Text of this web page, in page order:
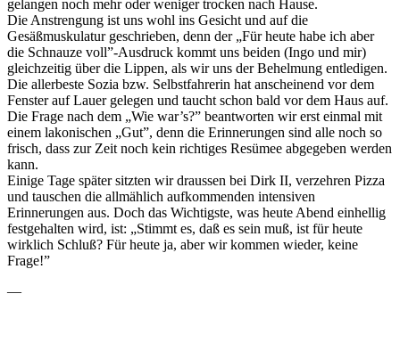
gelangen noch mehr oder weniger trocken nach Hause.
Die Anstrengung ist uns wohl ins Gesicht und auf die
Gesäßmuskulatur geschrieben, denn der „Für heute habe ich aber
die Schnauze voll”-Ausdruck kommt uns beiden (Ingo und mir)
gleichzeitig über die Lippen, als wir uns der Behelmung entledigen.
Die allerbeste Sozia bzw. Selbstfahrerin hat anscheinend vor dem
Fenster auf Lauer gelegen und taucht schon bald vor dem Haus auf.
Die Frage nach dem „Wie war’s?” beantworten wir erst einmal mit
einem lakonischen „Gut”, denn die Erinnerungen sind alle noch so
frisch, dass zur Zeit noch kein richtiges Resümee abgegeben werden
kann.
Einige Tage später sitzten wir draussen bei Dirk II, verzehren Pizza
und tauschen die allmählich aufkommenden intensiven
Erinnerungen aus. Doch das Wichtigste, was heute Abend einhellig
festgehalten wird, ist: „Stimmt es, daß es sein muß, ist für heute
wirklich Schluß? Für heute ja, aber wir kommen wieder, keine
Frage!”
—